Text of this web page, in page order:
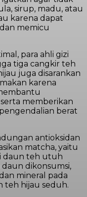
sirup, madu, atau
karena dapat
memicu
para ahli gizi
tiga cangkir teh
juga disarankan
karena
memberikan
berat
antioksidan
matcha, yaitu
daun teh utuh
dikonsumsi,
mineral pada
teh hijau seduh.